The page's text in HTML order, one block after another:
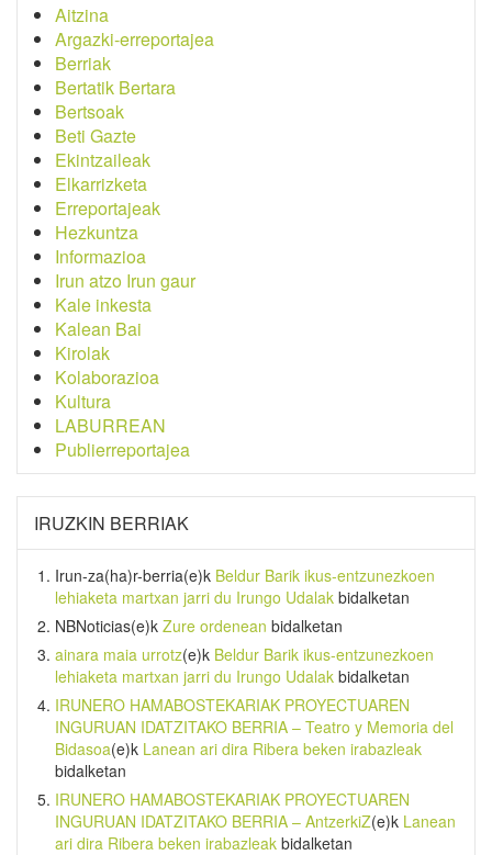
Aitzina
Argazki-erreportajea
Berriak
Bertatik Bertara
Bertsoak
Beti Gazte
Ekintzaileak
Elkarrizketa
Erreportajeak
Hezkuntza
Informazioa
Irun atzo Irun gaur
Kale inkesta
Kalean Bai
Kirolak
Kolaborazioa
Kultura
LABURREAN
Publierreportajea
IRUZKIN BERRIAK
Irun-za(ha)r-berria(e)k Beldur Barik ikus-entzunezkoen
lehiaketa martxan jarri du Irungo Udalak bidalketan
NBNoticias(e)k Zure ordenean bidalketan
ainara maia urrotz(e)k Beldur Barik ikus-entzunezkoen
lehiaketa martxan jarri du Irungo Udalak bidalketan
IRUNERO HAMABOSTEKARIAK PROYECTUAREN
INGURUAN IDATZITAKO BERRIA – Teatro y Memoria del
Bidasoa(e)k Lanean ari dira Ribera beken irabazleak
bidalketan
IRUNERO HAMABOSTEKARIAK PROYECTUAREN
INGURUAN IDATZITAKO BERRIA – AntzerkiZ(e)k Lanean
ari dira Ribera beken irabazleak bidalketan